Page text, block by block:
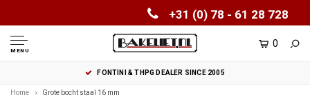
+31 (0) 78 - 61 28 728
MENU
0
FONTINI & THPG DEALER SINCE 2005
Home Grote bocht staal 16 mm